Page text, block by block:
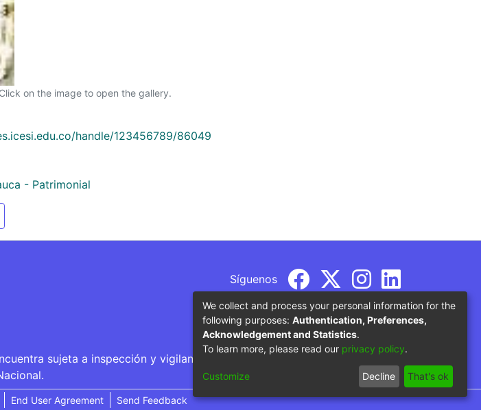
Click on the image to open the gallery.
handle/123456789/86049
- Patrimonial
Síguenos
sujeta a inspección y vigilancia por parte del Ministerio de Educación
End User Agreement Send Feedback
We collect and process your personal information for the
following purposes: Authentication, Preferences,
Acknowledgement and Statistics.
To learn more, please read our privacy policy.
Customize Decline That's ok